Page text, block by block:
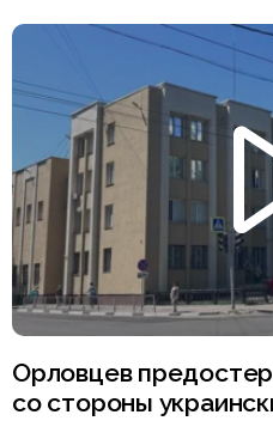
Орловцев
со стороны